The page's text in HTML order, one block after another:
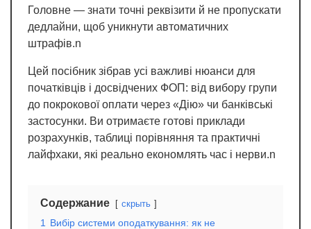
Головне — знати точні реквізити й не пропускати
дедлайни, щоб уникнути автоматичних
штрафів.n
Цей посібник зібрав усі важливі нюанси для
початківців і досвідчених ФОП: від вибору групи
до покрокової оплати через «Дію» чи банківські
застосунки. Ви отримаєте готові приклади
розрахунків, таблиці порівняння та практичні
лайфхаки, які реально економлять час і нерви.n
Содержание скрыть
1
Вибір системи оподаткування: як не